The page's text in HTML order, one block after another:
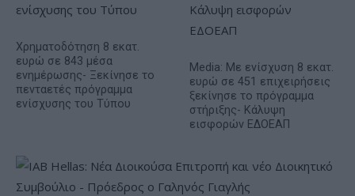
Χρηματοδότηση 8 εκατ.
ευρώ σε 843 μέσα
ενημέρωσης- Ξεκίνησε το
πενταετές πρόγραμμα
ενίσχυσης του Τύπου
Media: Με ενίσχυση 8 εκατ.
ευρώ σε 451 επιχειρήσεις
ξεκίνησε το πρόγραμμα
στήριξης- Κάλυψη
εισφορών ΕΔΟΕΑΠ